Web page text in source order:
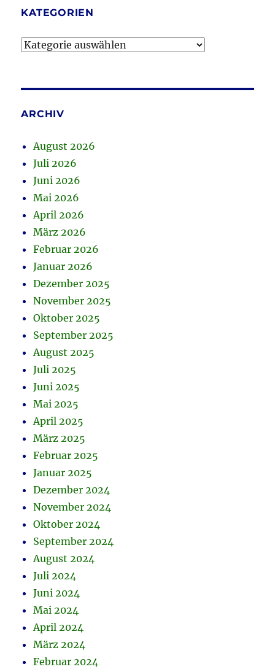
KATEGORIEN
Kategorien
ARCHIV
August 2026
Juli 2026
Juni 2026
Mai 2026
April 2026
März 2026
Februar 2026
Januar 2026
Dezember 2025
November 2025
Oktober 2025
September 2025
August 2025
Juli 2025
Juni 2025
Mai 2025
April 2025
März 2025
Februar 2025
Januar 2025
Dezember 2024
November 2024
Oktober 2024
September 2024
August 2024
Juli 2024
Juni 2024
Mai 2024
April 2024
März 2024
Februar 2024